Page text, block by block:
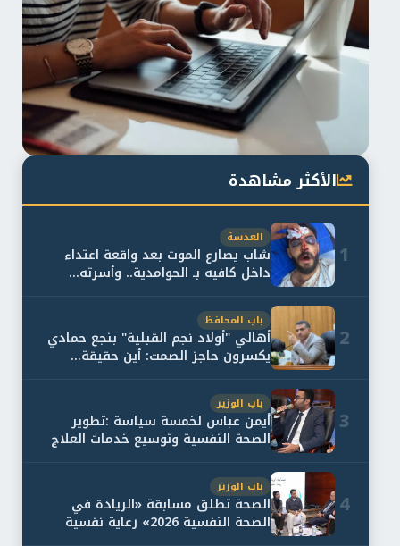
الأكثر مشاهدة
1
العدسة
شاب يصارع الموت بعد واقعة اعتداء
داخل كافيه بـ الحوامدية.. وأسرته...
2
باب المحافظ
أهالي "أولاد نجم القبلية" بنجع حمادي
يكسرون حاجز الصمت: أين حقيقة...
3
باب الوزير
أيمن عباس لخمسة سياسة :تطوير
الصحة النفسية وتوسيع خدمات العلاج
4
باب الوزير
الصحة تطلق مسابقة «الريادة في
الصحة النفسية 2026» رعاية نفسية